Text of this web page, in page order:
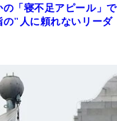
「寝不足アピール」で
"人に頼れないリーダ